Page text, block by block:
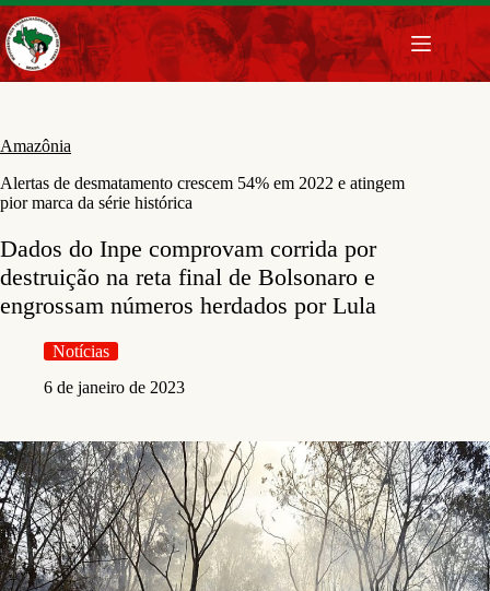
Pular
para
o
conteúdo
Amazônia
Alertas de desmatamento crescem 54% em 2022 e atingem
pior marca da série histórica
Dados do Inpe comprovam corrida por
destruição na reta final de Bolsonaro e
engrossam números herdados por Lula
Notícias
6 de janeiro de 2023